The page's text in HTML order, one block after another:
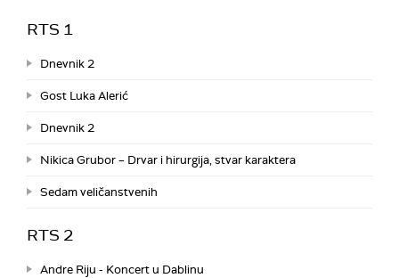
RTS 1
Dnevnik 2
Gost Luka Alerić
Dnevnik 2
Nikica Grubor – Drvar i hirurgija, stvar karaktera
Sedam veličanstvenih
RTS 2
Andre Riju - Koncert u Dablinu